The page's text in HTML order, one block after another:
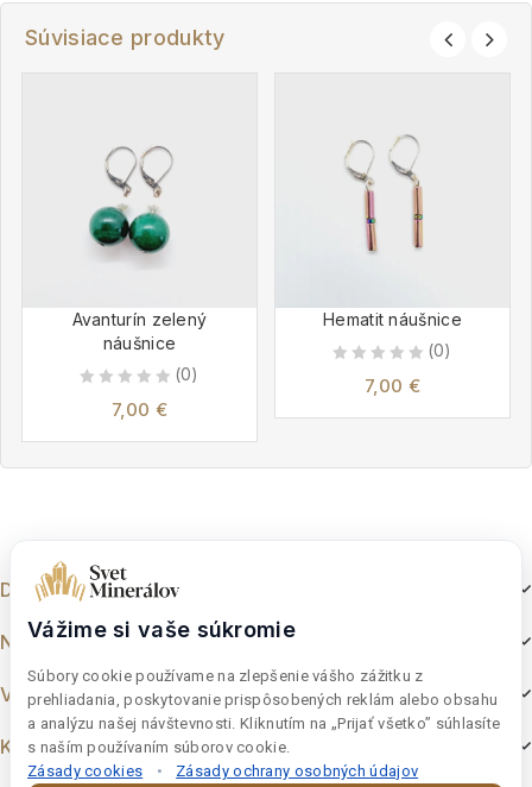
Súvisiace produkty
Avanturín zelený
náušnice
(0)
7,00 €
Hematit náušnice
(0)
7,00 €
Dokumenty
Nakupovanie
Výber z e-shopu
Kontakt
Vážime si vaše súkromie
Súbory cookie používame na zlepšenie vášho zážitku z
prehliadania, poskytovanie prispôsobených reklám alebo obsahu
a analýzu našej návštevnosti. Kliknutím na „Prijať všetko” súhlasíte
s naším používaním súborov cookie.
Zásady cookies
• Zásady ochrany osobných údajov